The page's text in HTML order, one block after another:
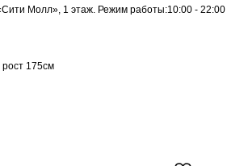
Молл», 1 этаж. Режим работы:10:00 - 22:00
175см